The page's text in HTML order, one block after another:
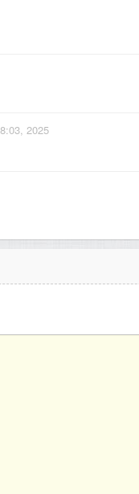
2025